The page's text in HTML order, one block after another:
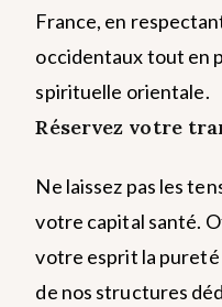
France, en
occidentaux tout en
spirituelle orientale.
Réservez votre
Ne laissez pas les
votre capital santé.
votre esprit la pureté
de nos structures